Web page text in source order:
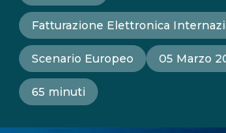
Fatturazione Elettronica
Scenario Europeo 05 Marzo
65 minuti